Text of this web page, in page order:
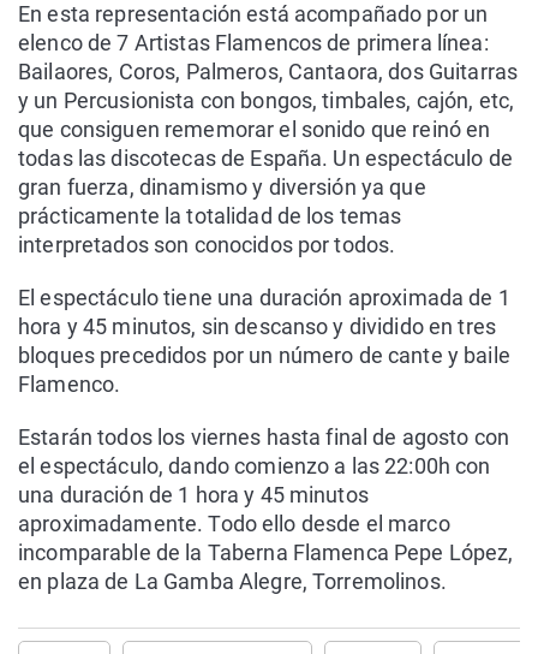
En esta representación está acompañado por un
elenco de 7 Artistas Flamencos de primera línea:
Bailaores, Coros, Palmeros, Cantaora, dos Guitarras
y un Percusionista con bongos, timbales, cajón, etc,
que consiguen rememorar el sonido que reinó en
todas las discotecas de España. Un espectáculo de
gran fuerza, dinamismo y diversión ya que
prácticamente la totalidad de los temas
interpretados son conocidos por todos.
El espectáculo tiene una duración aproximada de 1
hora y 45 minutos, sin descanso y dividido en tres
bloques precedidos por un número de cante y baile
Flamenco.
Estarán todos los viernes hasta final de agosto con
el espectáculo, dando comienzo a las 22:00h con
una duración de 1 hora y 45 minutos
aproximadamente. Todo ello desde el marco
incomparable de la Taberna Flamenca Pepe López,
en plaza de La Gamba Alegre, Torremolinos.